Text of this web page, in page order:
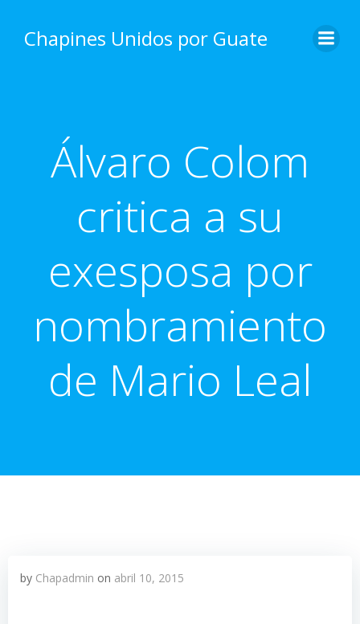
content
Chapines Unidos por Guate
Álvaro Colom
critica a su
exesposa por
nombramiento
de Mario Leal
by Chapadmin on abril 10, 2015